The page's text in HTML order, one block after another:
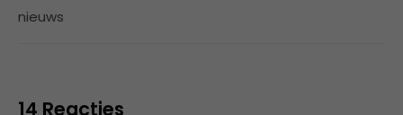
nieuws
14 Reacties